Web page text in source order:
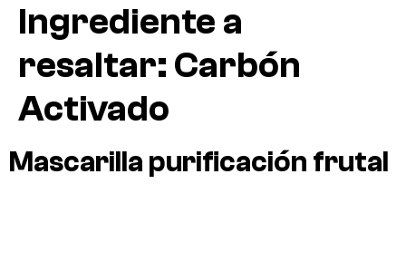
Ingrediente a
resaltar: Carbón
Activado
Mascarilla purificación frutal